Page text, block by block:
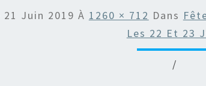
21 Juin 2019 À 1260 × 712 Dans
Les 22 Et 23
/